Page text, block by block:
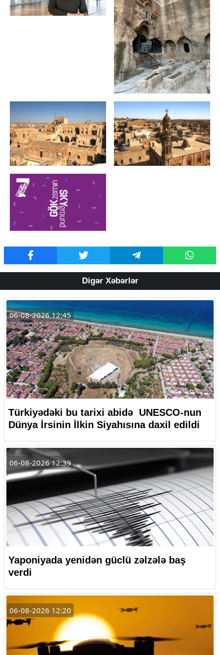
Digər Xəbərlər
06-08-2026 12:45
Türkiyədəki bu tarixi abidə UNESCO-nun
Dünya İrsinin İlkin Siyahısına daxil edildi
06-08-2026 12:39
Yaponiyada yenidən güclü zəlzələ baş
verdi
06-08-2026 12:20